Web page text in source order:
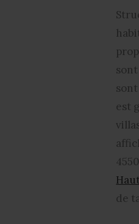
est
de